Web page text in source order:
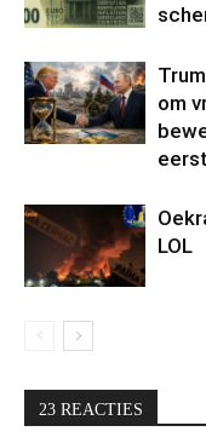
om
LOL
23 REACTIES